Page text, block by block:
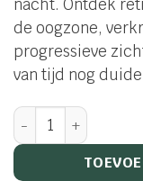
nacht. Ontdek
de oogzone,
progressieve
van tijd nog
Crystal Retinal